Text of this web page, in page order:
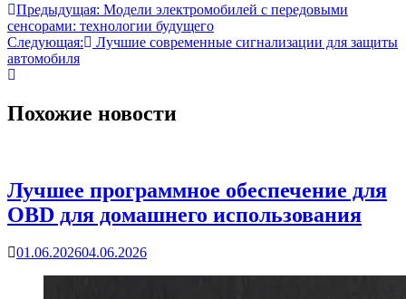
Предыдущая: Модели электромобилей с передовыми
сенсорами: технологии будущего
Следующая:
Лучшие современные сигнализации для защиты
автомобиля
Похожие новости
Лучшее программное обеспечение для
OBD для домашнего использования
01.06.202604.06.2026